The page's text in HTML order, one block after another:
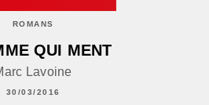
ROMANS
QUI MENT
Lavoine
30/03/2016